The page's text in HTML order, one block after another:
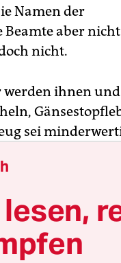
Namen der
aber
nicht.
werden ihnen
sei
Das habe ihm
keine
Ein anderer
bekommen